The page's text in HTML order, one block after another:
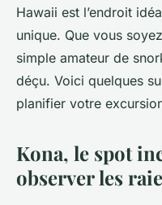
Hawaii est l’endroit
unique. Que vous
simple amateur de
déçu. Voici quelques
planifier votre
Kona, le spot
observer les